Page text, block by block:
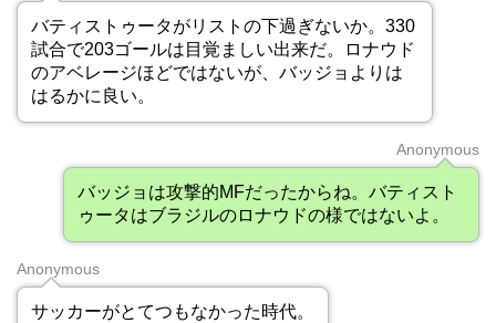
バティストゥータがリストの下過ぎないか。330
試合で203ゴールは目覚ましい出来だ。ロナウド
のアベレージほどではないが、バッジョよりは
はるかに良い。
Anonymous
バッジョは攻撃的MFだったからね。バティスト
ゥータはブラジルのロナウドの様ではないよ。
Anonymous
サッカーがとてつもなかった時代。